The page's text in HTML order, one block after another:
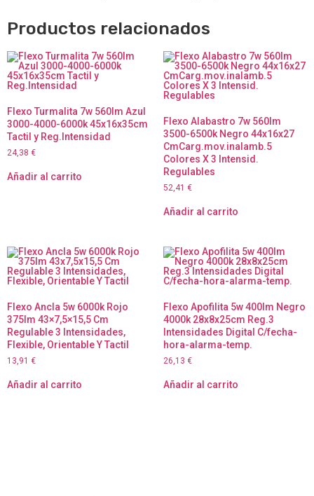
Productos relacionados
Flexo Turmalita 7w 560lm Azul
3000-4000-6000k 45x16x35cm
Tactil y Reg.Intensidad
24,38 €
Añadir al carrito
Flexo Alabastro 7w 560lm
3500-6500k Negro 44x16x27
CmCarg.mov.inalamb.5
Colores X 3 Intensid.
Regulables
52,41 €
Añadir al carrito
Flexo Ancla 5w 6000k Rojo
375lm 43×7,5×15,5 Cm
Regulable 3 Intensidades,
Flexible, Orientable Y Tactil
13,91 €
Añadir al carrito
Flexo Apofilita 5w 400lm Negro
4000k 28x8x25cm Reg.3
Intensidades Digital C/fecha-
hora-alarma-temp.
26,13 €
Añadir al carrito